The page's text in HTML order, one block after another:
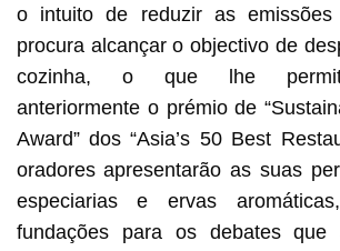
o intuito de reduzir as
procura alcançar o objectivo de
cozinha, o que lhe
anteriormente o prémio de
Award” dos “Asia’s 50 Best
oradores apresentarão as suas
especiarias e ervas
fundações para os debates